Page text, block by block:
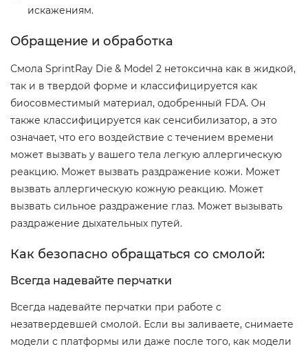
искажениям.
Обращение и обработка
Смола SprintRay Die & Model 2 нетоксична как в жидкой,
так и в твердой форме и классифицируется как
биосовместимый материал, одобренный FDA. Он
также классифицируется как сенсибилизатор, а это
означает, что его воздействие с течением времени
может вызвать у вашего тела легкую аллергическую
реакцию. Может вызвать раздражение кожи. Может
вызвать аллергическую кожную реакцию. Может
вызвать сильное раздражение глаз. Может вызывать
раздражение дыхательных путей.
Как безопасно обращаться со смолой:
Всегда надевайте перчатки
Всегда надевайте перчатки при работе с
незатвердевшей смолой. Если вы заливаете, снимаете
модели с платформы или даже после того, как модели